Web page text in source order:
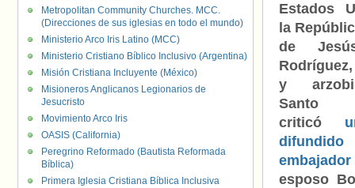
Estados
la
de
y
Santo
criticó
embajador
esposo
Metropolitan Community Churches. MCC.
(Direcciones de sus iglesias en todo el mundo)
Ministerio Arco Iris Latino (MCC)
Ministerio Cristiano Bíblico Inclusivo (Argentina)
Misión Cristiana Incluyente (México)
Misioneros Anglicanos Legionarios de
Jesucristo
Movimiento Arco Iris
OASIS (California)
Peregrino Reformado (Bautista Reformada
Bíblica)
Primera Iglesia Cristiana Bíblica Inclusiva